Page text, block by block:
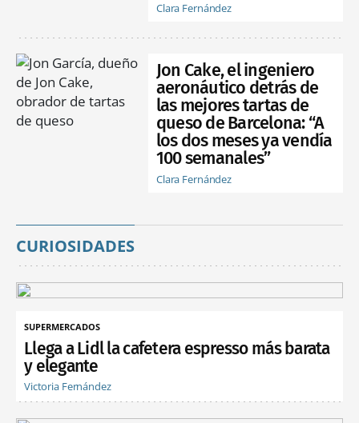
Clara Fernández
Jon Cake, el ingeniero
aeronáutico detrás de
las mejores tartas de
queso de Barcelona: “A
los dos meses ya vendía
100 semanales”
Clara Fernández
CURIOSIDADES
SUPERMERCADOS
Llega a Lidl la cafetera espresso más barata
y elegante
Victoria Fernández